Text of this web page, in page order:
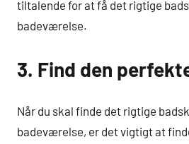
tiltalende for at få det rigtige
badeværelse.
3. Find den
Når du skal finde det rigtige
badeværelse, er det vigtigt at